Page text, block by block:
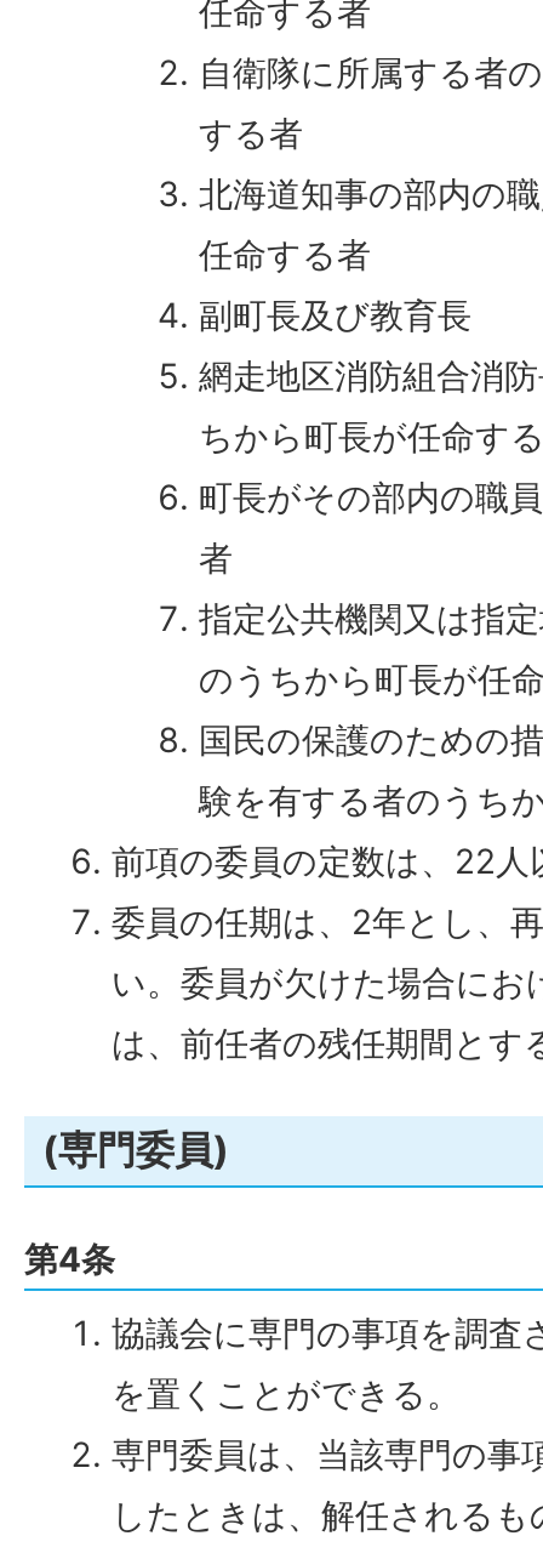
任命する者
自衛隊に所属する者
する者
北海道知事の部内の
任命する者
副町長及び教育長
網走地区消防組合消
ちから町長が任命す
町長がその部内の職
者
指定公共機関又は指
のうちから町長が任
国民の保護のための
験を有する者のうち
前項の委員の定数は、22人
委員の任期は、2年とし、
い。委員が欠けた場合にお
は、前任者の残任期間とす
(専門委員)
第4条
協議会に専門の事項を調査
を置くことができる。
専門委員は、当該専門の事
したときは、解任される